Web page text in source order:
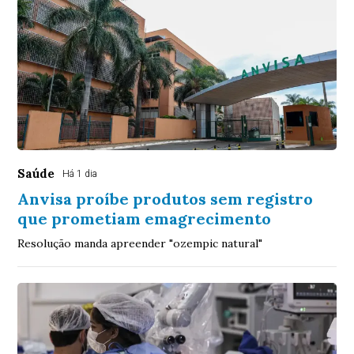
Saúde Há 1 dia
Anvisa proíbe produtos sem registro
que prometiam emagrecimento
Resolução manda apreender "ozempic natural"